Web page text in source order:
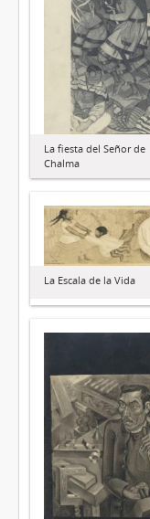
La fiesta del Señor de
Chalma
La Escala de la Vida